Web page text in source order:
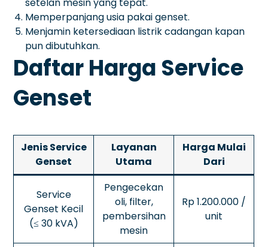
Memperpanjang usia pakai genset.
Menjamin ketersediaan listrik cadangan kapan
pun dibutuhkan.
Daftar Harga Service
Genset
Jenis Service
Genset
Layanan
Utama
Harga Mulai
Dari
Service
Genset Kecil
(≤ 30 kVA)
Pengecekan
oli, filter,
pembersihan
mesin
Rp 1.200.000 /
unit